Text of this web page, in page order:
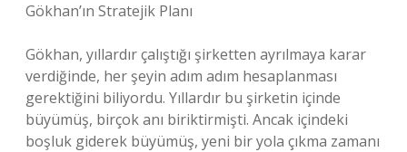
Gökhan’ın Stratejik Planı
Gökhan, yıllardır çalıştığı şirketten ayrılmaya karar
verdiğinde, her şeyin adım adım hesaplanması
gerektiğini biliyordu. Yıllardır bu şirketin içinde
büyümüş, birçok anı biriktirmişti. Ancak içindeki
boşluk giderek büyümüş, yeni bir yola çıkma zamanı